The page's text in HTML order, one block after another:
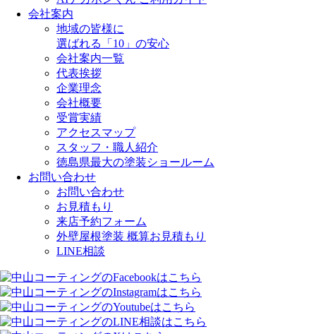
会社案内
地域の皆様に
選ばれる「10」の安心
会社案内一覧
代表挨拶
企業理念
会社概要
受賞実績
アクセスマップ
スタッフ・職人紹介
徳島県最大の塗装ショールーム
お問い合わせ
お問い合わせ
お見積もり
来店予約フォーム
外壁屋根塗装 概算お見積もり
LINE相談